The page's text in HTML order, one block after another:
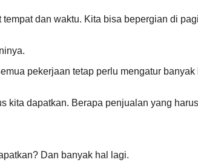
dan waktu. Kita bisa bepergian di
pekerjaan tetap perlu mengatur
dapatkan. Berapa penjualan yang
Dan banyak hal lagi.